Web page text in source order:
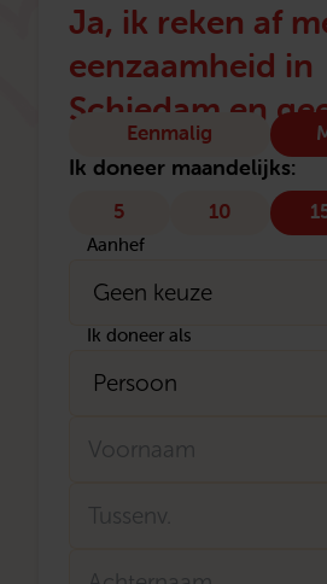
Ja, ik reken af
eenzaamheid in
Schiedam en
Type
donatieEenmalig
Ik doneer maandelijks:
5 10
Aanhef
Ik doneer als